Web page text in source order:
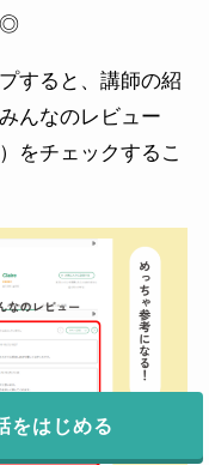
◎
すると、講師の紹
んなのレビュー
をチェックするこ
をはじめる